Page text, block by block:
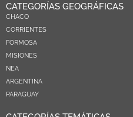
CATEGORÍAS GEOGRÁFICAS
CHACO
CORRIENTES
FORMOSA
MISIONES
NEA
ARGENTINA
PARAGUAY